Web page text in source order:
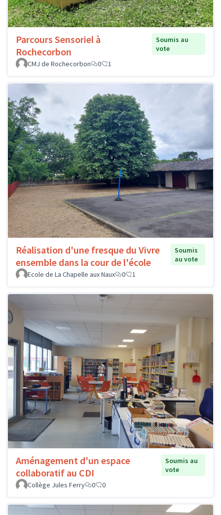
Parcours Sensoriel à
Rochecorbon
Soumis au
vote
CMJ de Rochecorbon
0 1
Réalisation d'une fresque du Vivre
ensemble dans la cour de l'école
Soumis
au vote
Ecole de La Chapelle aux Naux
0 1
Aménagement d'un espace
collaboratif au CDI
Soumis au
vote
Collège Jules Ferry
0 0